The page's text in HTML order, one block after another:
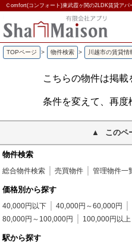
Ｃomfort(コンフォート)東武霞ヶ関の2LDK賃貸アパ
TOPページ > 物件検索 > 川越市の賃貸情
こちらの物件は掲載
条件を変えて、再度
このペ
物件検索
総合物件検索 売買物件 管理物件一
価格別から探す
40,000円以下 40,000円～60,000円
80,000円～100,000円
100,000円以上
駅から探す